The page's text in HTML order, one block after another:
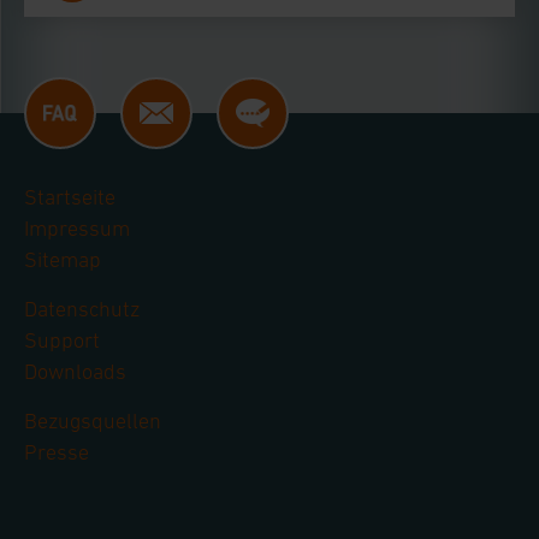
Startseite
Impressum
Sitemap
Datenschutz
Support
Downloads
Bezugsquellen
Presse